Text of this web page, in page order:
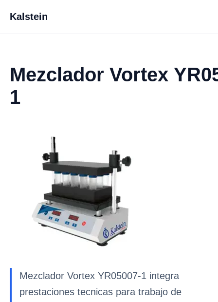
Kalstein
Mezclador Vortex
1
Mezclador Vortex YR05007-1 integra
prestaciones tecnicas para trabajo de